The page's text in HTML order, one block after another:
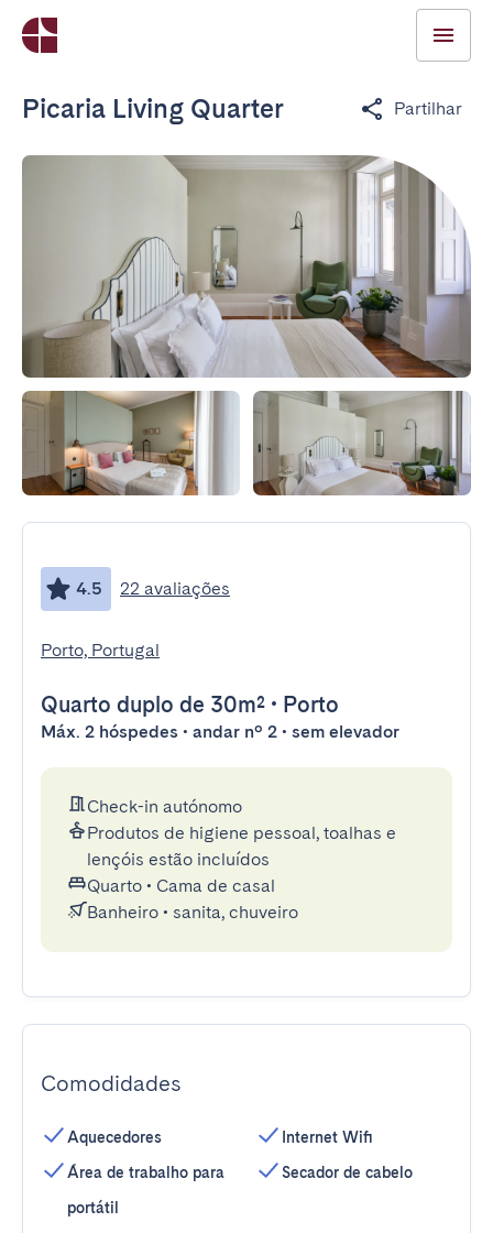
Picaria Living Quarter Partilhar
4.5 22 avaliações
Porto, Portugal
Quarto duplo de 30m² • Porto
Máx. 2 hóspedes • andar nº 2 • sem elevador
Check-in autónomo
Produtos de higiene pessoal, toalhas e
lençóis estão incluídos
Quarto • Cama de casal
Banheiro • sanita, chuveiro
Comodidades
Aquecedores
Área de trabalho para
portátil
Internet Wifi
Secador de cabelo